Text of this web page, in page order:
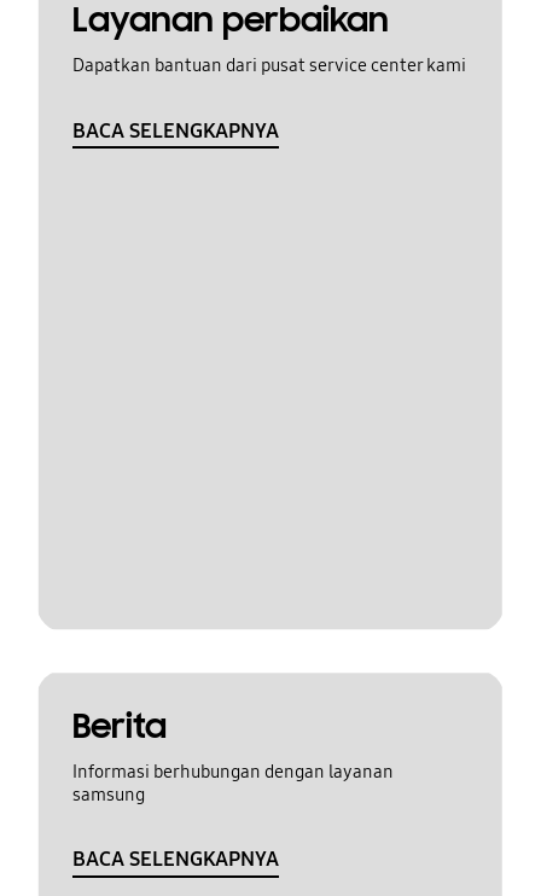
Layanan perbaikan
Dapatkan bantuan dari pusat service center kami
BACA SELENGKAPNYA
Berita
Informasi berhubungan dengan layanan
samsung
BACA SELENGKAPNYA